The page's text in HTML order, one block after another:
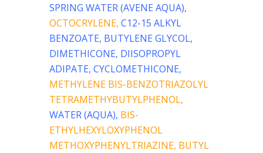
SPRING WATER (AVENE AQUA),
OCTOCRYLENE, C12-15 ALKYL
BENZOATE, BUTYLENE GLYCOL,
DIMETHICONE, DIISOPROPYL
ADIPATE, CYCLOMETHICONE,
METHYLENE BIS-BENZOTRIAZOLYL
TETRAMETHYBUTYLPHENOL,
WATER (AQUA), BIS-
ETHYLHEXYLOXYPHENOL
METHOXYPHENYLTRIAZINE, BUTYL